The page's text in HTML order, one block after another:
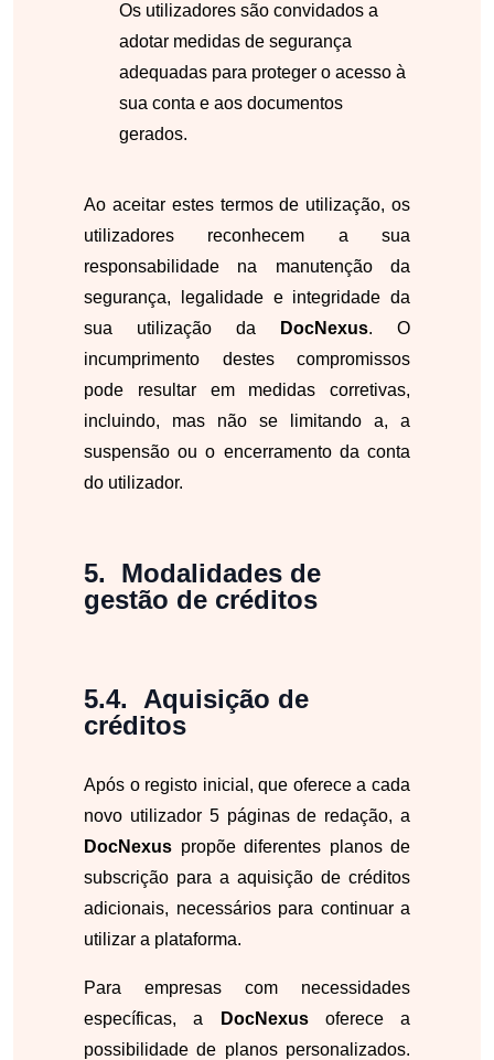
Os utilizadores são convidados a
adotar medidas de segurança
adequadas para proteger o acesso à
sua conta e aos documentos
gerados.
Ao aceitar estes termos de utilização, os
utilizadores reconhecem a sua
responsabilidade na manutenção da
segurança, legalidade e integridade da
sua utilização da
DocNexus. O
incumprimento destes compromissos
pode resultar em medidas corretivas,
incluindo, mas não se limitando a, a
suspensão ou o encerramento da conta
do utilizador.
Modalidades de
gestão de créditos
Aquisição de
créditos
Após o registo inicial, que oferece a cada
novo utilizador 5 páginas de redação, a
DocNexus propõe diferentes planos de
subscrição para a aquisição de créditos
adicionais, necessários para continuar a
utilizar a plataforma.
Para empresas com necessidades
específicas, a
DocNexusoferece a
possibilidade de planos personalizados.